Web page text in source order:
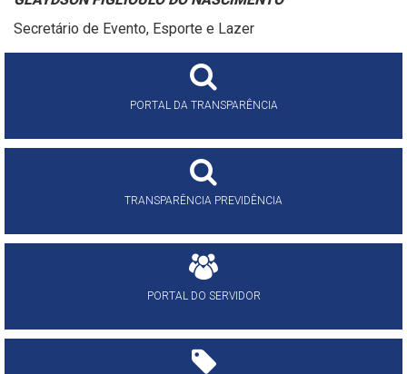
Secretário de Evento, Esporte e Lazer
PORTAL DA TRANSPARÊNCIA
TRANSPARÊNCIA PREVIDÊNCIA
PORTAL DO SERVIDOR